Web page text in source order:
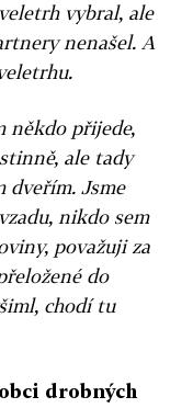
vybral, ale
nenašel. A
někdo přijede,
ale tady
dveřím. Jsme
nikdo sem
považuji za
do
chodí tu
drobných